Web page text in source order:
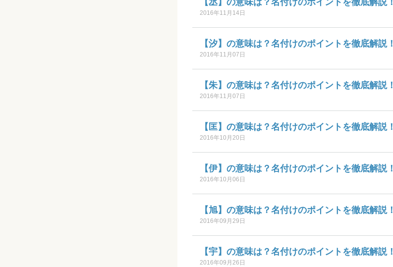
【丞】の意味は？名付けのポイントを徹底解説！
2016年11月14日
【汐】の意味は？名付けのポイントを徹底解説！
2016年11月07日
【朱】の意味は？名付けのポイントを徹底解説！
2016年11月07日
【匡】の意味は？名付けのポイントを徹底解説！
2016年10月20日
【伊】の意味は？名付けのポイントを徹底解説！
2016年10月06日
【旭】の意味は？名付けのポイントを徹底解説！
2016年09月29日
【宇】の意味は？名付けのポイントを徹底解説！
2016年09月26日